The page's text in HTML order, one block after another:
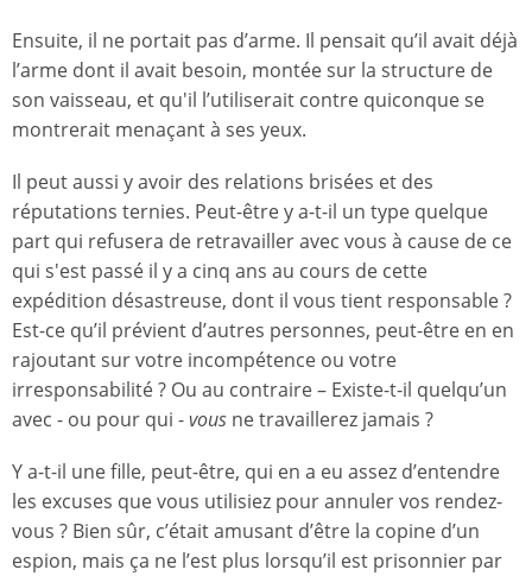
Ensuite, il ne portait pas d’arme. Il pensait qu’il avait déjà
l’arme dont il avait besoin, montée sur la structure de
son vaisseau, et qu'il l’utiliserait contre quiconque se
montrerait menaçant à ses yeux.
Il peut aussi y avoir des relations brisées et des
réputations ternies. Peut-être y a-t-il un type quelque
part qui refusera de retravailler avec vous à cause de ce
qui s'est passé il y a cinq ans au cours de cette
expédition désastreuse, dont il vous tient responsable ?
Est-ce qu’il prévient d’autres personnes, peut-être en en
rajoutant sur votre incompétence ou votre
irresponsabilité ? Ou au contraire – Existe-t-il quelqu’un
avec - ou pour qui -vous ne travaillerez jamais ?
Y a-t-il une fille, peut-être, qui en a eu assez d’entendre
les excuses que vous utilisiez pour annuler vos rendez-
vous ? Bien sûr, c’était amusant d’être la copine d’un
espion, mais ça ne l’est plus lorsqu’il est prisonnier par